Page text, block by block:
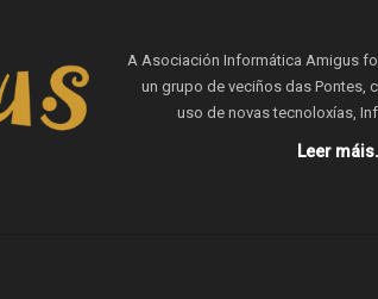
A Asociación Informática Amigus
un grupo de veciños das Pontes,
uso de novas tecnoloxías,
Leer